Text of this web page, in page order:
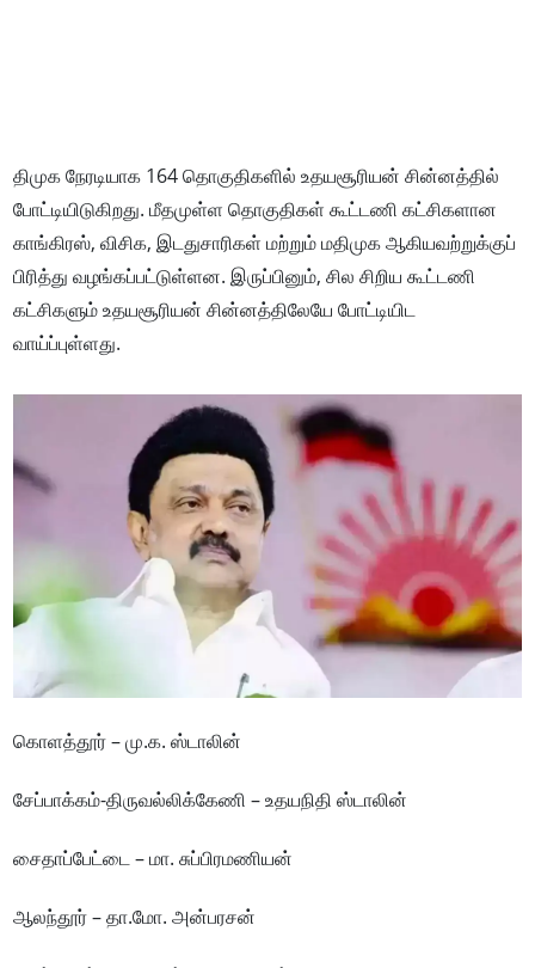
திமுக நேரடியாக 164 தொகுதிகளில் உதயசூரியன் சின்னத்தில்
போட்டியிடுகிறது. மீதமுள்ள தொகுதிகள் கூட்டணி கட்சிகளான
காங்கிரஸ், விசிக, இடதுசாரிகள் மற்றும் மதிமுக ஆகியவற்றுக்குப்
பிரித்து வழங்கப்பட்டுள்ளன. இருப்பினும், சில சிறிய கூட்டணி
கட்சிகளும் உதயசூரியன் சின்னத்திலேயே போட்டியிட
வாய்ப்புள்ளது.
கொளத்தூர் – மு.க. ஸ்டாலின்
சேப்பாக்கம்-திருவல்லிக்கேணி – உதயநிதி ஸ்டாலின்
சைதாப்பேட்டை – மா. சுப்பிரமணியன்
ஆலந்தூர் – தா.மோ. அன்பரசன்